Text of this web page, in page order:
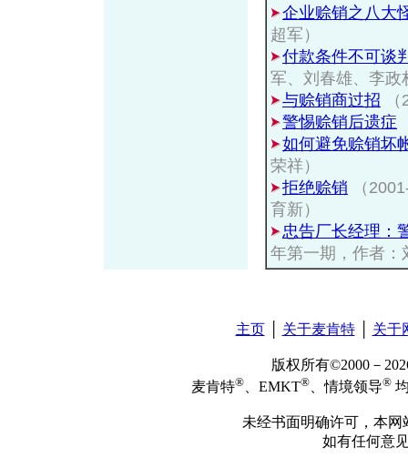
企业赊销之八大
超军）
付款条件不可谈
军、刘春雄、李政
与赊销商过招
警惕赊销后遗症
如何避免赊销坏
荣祥）
拒绝赊销
（
育新）
忠告厂长经理：
年第一期，作者：
主页│ 关于麦肯特│ 关于
版权所有©2000－
麦肯特® 、EMKT® 、情境领导®
未经书面明确许可，本
如有任何意